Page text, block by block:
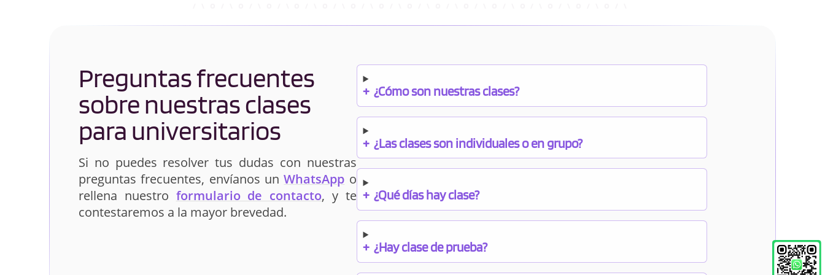
Preguntas frecuentes
sobre nuestras clases
para universitarios
Si no puedes resolver tus dudas con nuestras
preguntas frecuentes, envíanos unWhatsApp o
rellena nuestro formulario de contacto, y te
contestaremos a la mayor brevedad.
+ ¿Cómo son nuestras clases?
+ ¿Las clases son individuales o en grupo?
+ ¿Qué días hay clase?
+ ¿Hay clase de prueba?